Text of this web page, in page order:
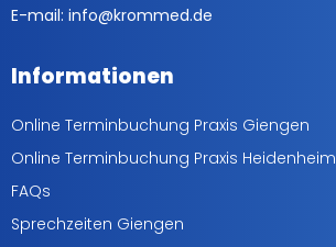
E-mail: info@krommed.de
Informationen
Online Terminbuchung Praxis Giengen
Online Terminbuchung Praxis Heidenheim
FAQs
Sprechzeiten Giengen